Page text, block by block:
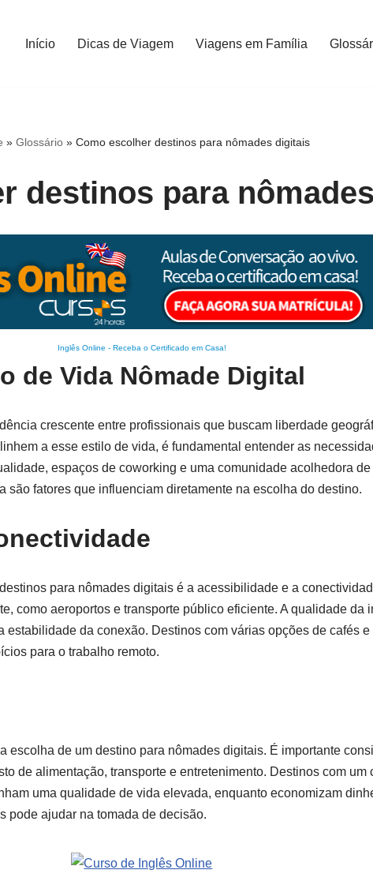
Início Dicas de Viagem Viagens em Família
»Glossário »Como escolher destinos para nômades digitais
destinos para
Inglês Online - Receba o Certificado em Casa!
de Vida Nômade Digital
crescente entre profissionais que buscam liberdade
a esse estilo de vida, é fundamental entender as
espaços de coworking e uma comunidade acolhedora
são fatores que influenciam diretamente na escolha do destino.
para nômades digitais é a acessibilidade e a
como aeroportos e transporte público eficiente. A qualidade da
estabilidade da conexão. Destinos com várias opções de cafés
para o trabalho remoto.
escolha de um destino para nômades digitais. É importante
de alimentação, transporte e entretenimento. Destinos com
uma qualidade de vida elevada, enquanto economizam
pode ajudar na tomada de decisão.